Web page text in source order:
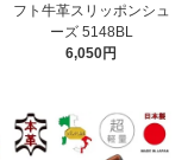
フト牛革スリッポンシュ
ーズ 5148BL
6,050円